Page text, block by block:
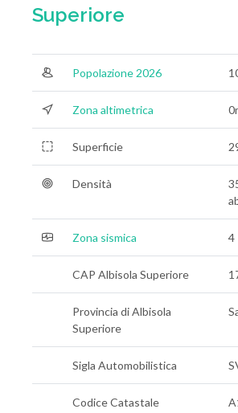
Superiore
Popolazione 2026
Zona altimetrica
Superficie
Densità
Zona sismica 4
CAP Albisola Superiore
Provincia di Albisola
Superiore
Sigla Automobilistica
Codice Catastale